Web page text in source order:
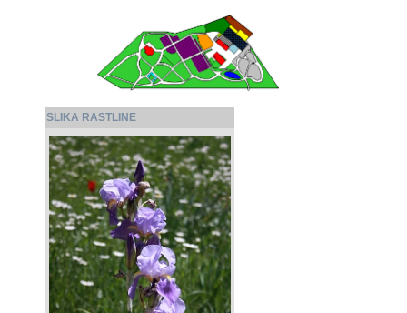
SLIKA RASTLINE